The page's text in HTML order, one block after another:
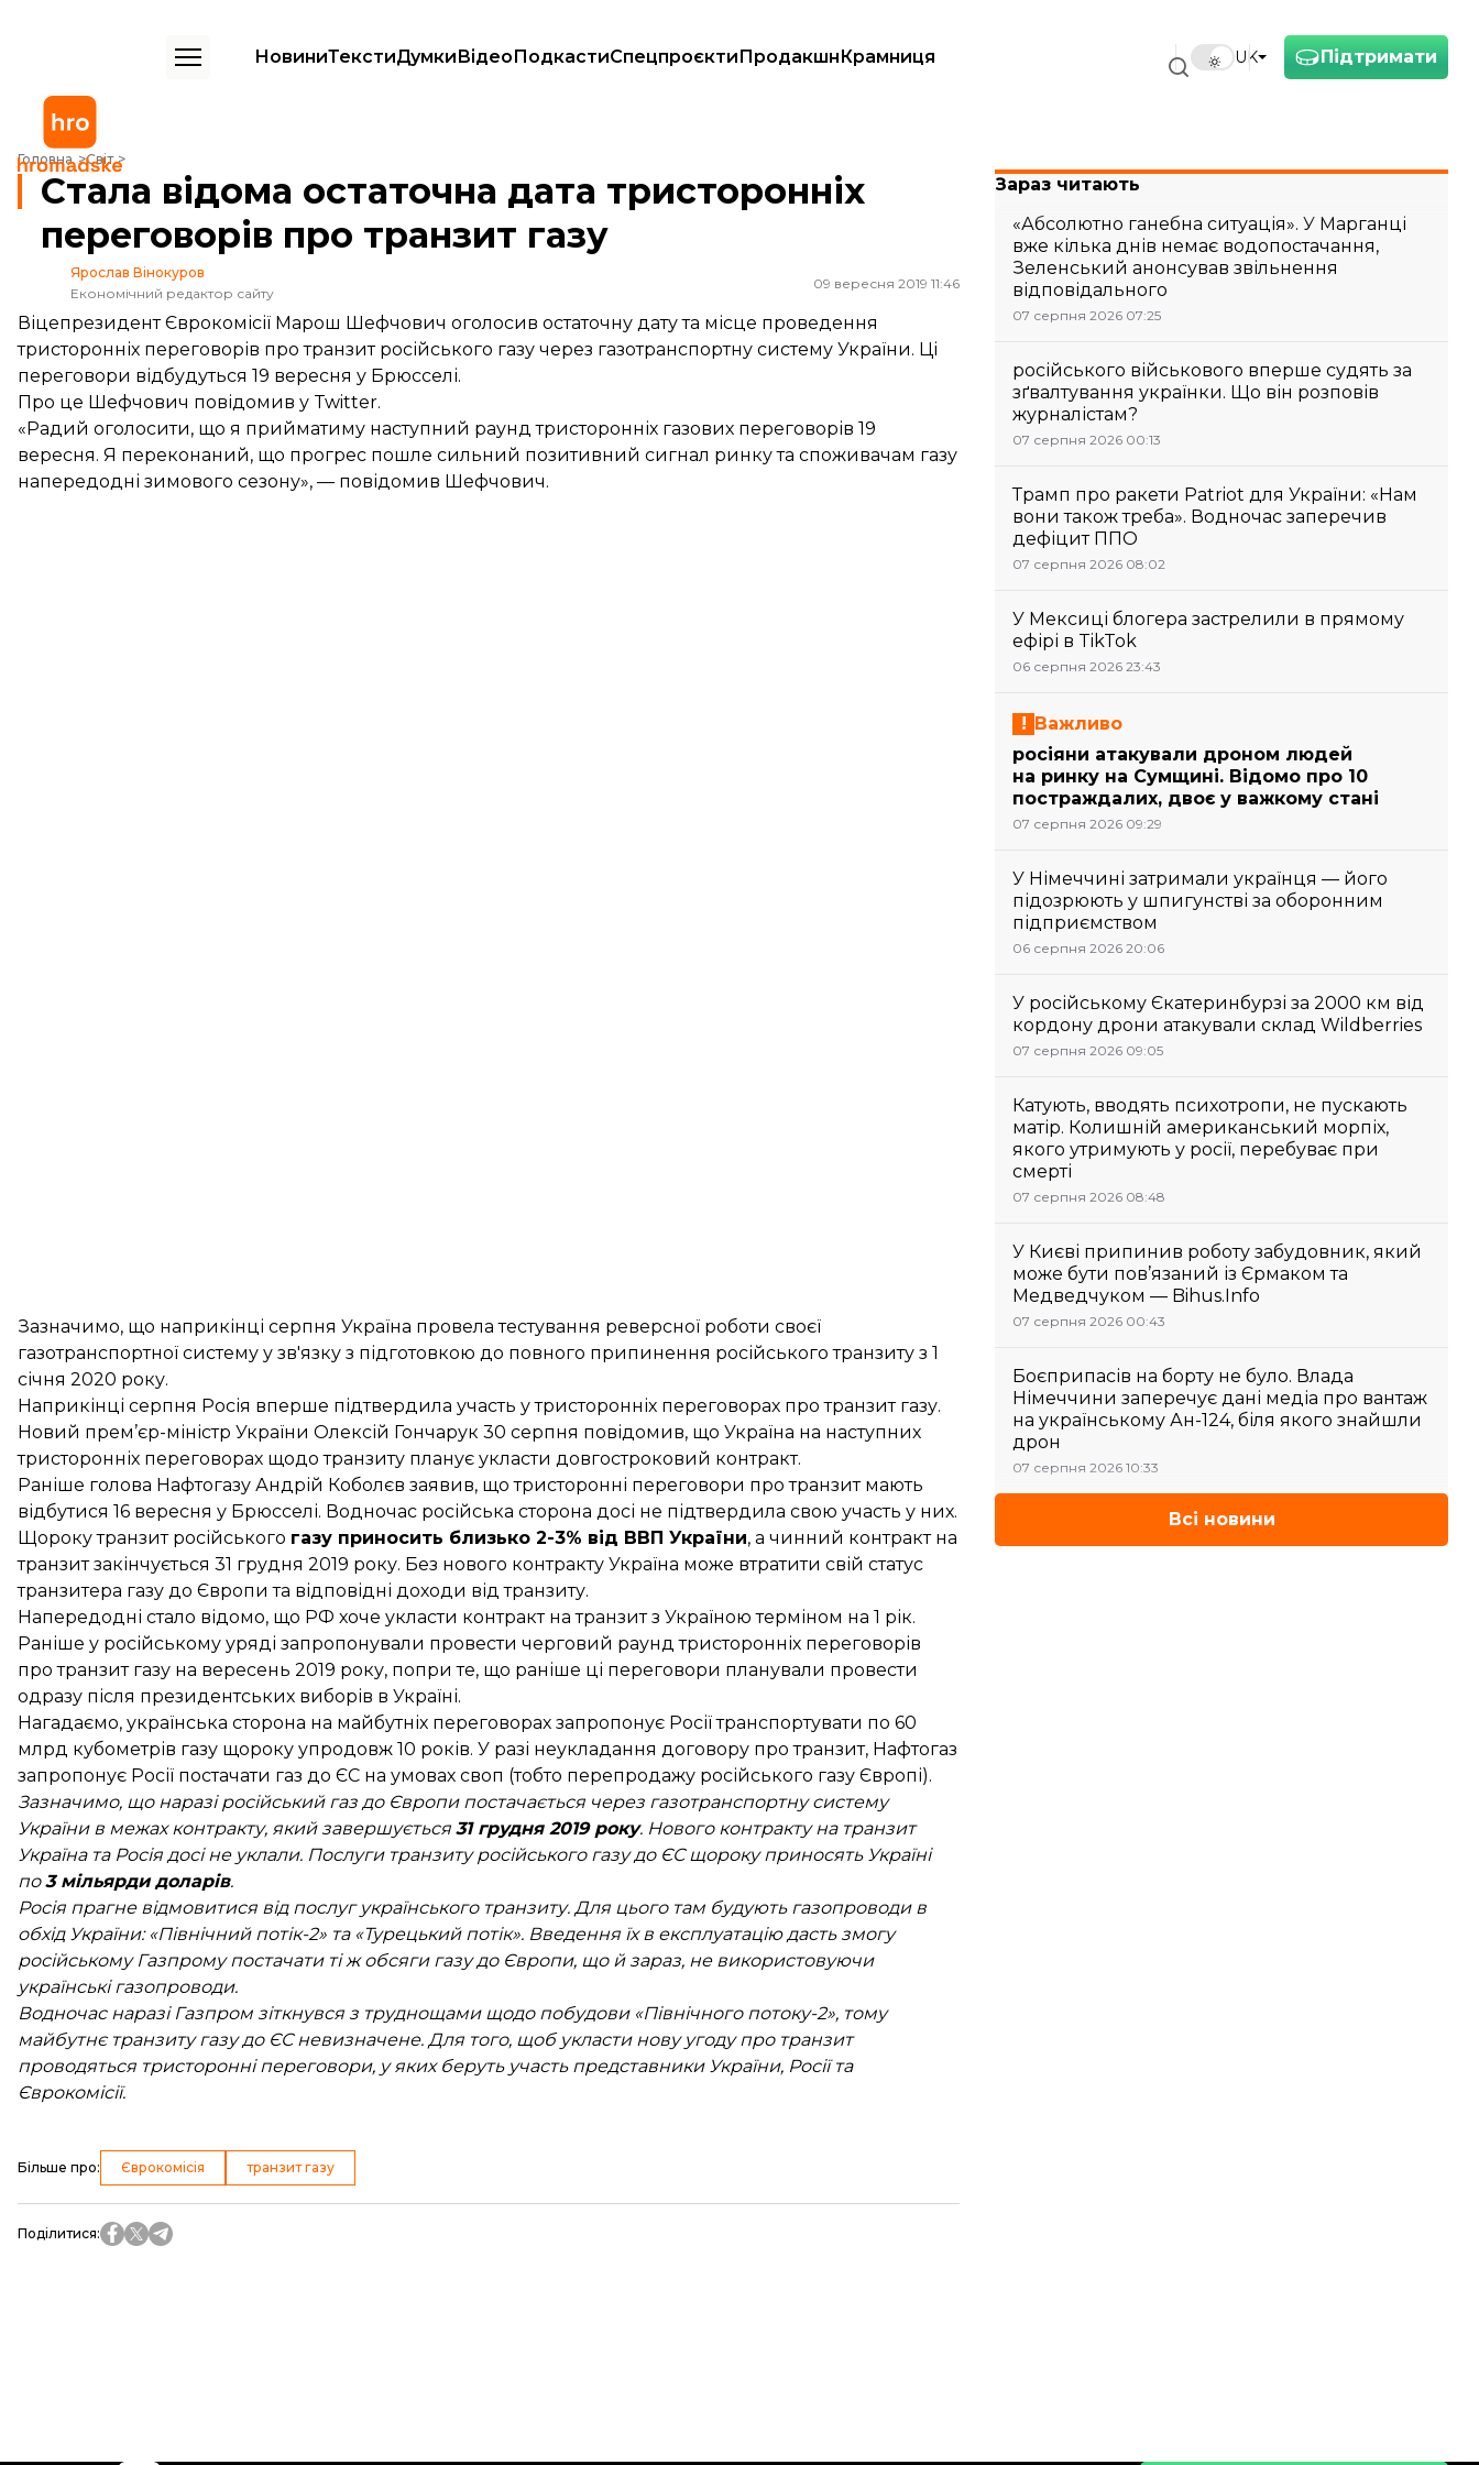
Підтримати
UK
НовиниТекстиДумкиВідеоПодкастиСпецпроєктиПродакшнКрамниця
Головна Світ
Стала відома остаточна дата тристоронніх переговорів про транзит газу
Стала відома остаточна дата тристоронніх
переговорів про транзит газу
Ярослав Вінокуров
Економічний редактор сайту
09 вересня 2019 11:46
Віцепрезидент Єврокомісії Марош Шефчович оголосив остаточну дату та місце проведення
тристоронніх переговорів про транзит російського газу через газотранспортну систему України. Ці
переговори відбудуться 19 вересня у Брюсселі.
Про це Шефчович повідомив у Twitter.
«Радий оголосити, що я прийматиму наступний раунд тристоронніх газових переговорів 19
вересня. Я переконаний, що прогрес пошле сильний позитивний сигнал ринку та споживачам газу
напередодні зимового сезону», — повідомив Шефчович.
Зазначимо, що наприкінці серпня Україна провела тестування реверсної роботи своєї
газотранспортної систему у зв'язку з підготовкою до повного припинення російського транзиту з 1
січня 2020 року.
Наприкінці серпня Росія вперше підтвердила участь у тристоронніх переговорах про транзит газу.
Новий прем’єр-міністр України Олексій Гончарук 30 серпня повідомив, що Україна на наступних
тристоронніх переговорах щодо транзиту планує укласти довгостроковий контракт.
Раніше голова Нафтогазу Андрій Коболєв заявив, що тристоронні переговори про транзит мають
відбутися 16 вересня у Брюсселі. Водночас російська сторона досі не підтвердила свою участь у них.
Щороку транзит російського газу приносить близько 2-3% від ВВП України, а чинний контракт на
транзит закінчується 31 грудня 2019 року. Без нового контракту Україна може втратити свій статус
транзитера газу до Європи та відповідні доходи від транзиту.
Напередодні стало відомо, що РФ хоче укласти контракт на транзит з Україноютерміном на 1 рік.
Раніше у російському уряді запропонували провести черговий раунд тристоронніх переговорів
про транзит газу на вересень 2019 року, попри те, що раніше ці переговори планували провести
одразу після президентських виборів в Україні.
Нагадаємо, українська сторона на майбутніх переговорах запропонує Росії транспортувати по 60
млрд кубометрів газу щороку упродовж 10 років. У разі неукладання договору про транзит, Нафтогаз
запропонує Росії постачати газ до ЄС на умовах своп (тобто перепродажу російського газу Європі).
Зазначимо, що наразі російський газ до Європи постачається через газотранспортну систему
України в межах контракту, який завершується 31 грудня 2019 року. Нового контракту на транзит
Україна та Росія досі не уклали. Послуги транзиту російського газу до ЄС щороку приносять Україні
по3 мільярди доларів.
Росія прагне відмовитися від послуг українського транзиту. Для цього там будують газопроводи в
обхід України: «Північний потік-2» та «Турецький потік». Введення їх в експлуатацію дасть змогу
російському Газпрому постачати ті ж обсяги газу до Європи, що й зараз, не використовуючи
українські газопроводи.
Водночас наразі Газпром зіткнувся з труднощами щодо побудови «Північного потоку-2», тому
майбутнє транзиту газу до ЄС невизначене. Для того, щоб укласти нову угоду про транзит
проводяться тристоронні переговори, у яких беруть участь представники України, Росії та
Єврокомісії.
Більше про: Єврокомісія транзит газу
Поділитися:
Зараз читають
«Абсолютно ганебна ситуація». У Марганці
вже кілька днів немає водопостачання,
Зеленський анонсував звільнення
відповідального
07 серпня 2026 07:25
російського військового вперше судять за
зґвалтування українки. Що він розповів
журналістам?
07 серпня 2026 00:13
Трамп про ракети Patriot для України: «Нам
вони також треба». Водночас заперечив
дефіцит ППО
07 серпня 2026 08:02
У Мексиці блогера застрелили в прямому
ефірі в TikTok
06 серпня 2026 23:43
Важливо
росіяни атакували дроном людей
на ринку на Сумщині. Відомо про 10
постраждалих, двоє у важкому стані
07 серпня 2026 09:29
У Німеччині затримали українця — його
підозрюють у шпигунстві за оборонним
підприємством
06 серпня 2026 20:06
У російському Єкатеринбурзі за 2000 км від
кордону дрони атакували склад Wildberries
07 серпня 2026 09:05
Катують, вводять психотропи, не пускають
матір. Колишній американський морпіх,
якого утримують у росії, перебуває при
смерті
07 серпня 2026 08:48
У Києві припинив роботу забудовник, який
може бути пов’язаний із Єрмаком та
Медведчуком — Bihus.Info
07 серпня 2026 00:43
Боєприпасів на борту не було. Влада
Німеччини заперечує дані медіа про вантаж
на українському Ан-124, біля якого знайшли
дрон
07 серпня 2026 10:33
Всі новини